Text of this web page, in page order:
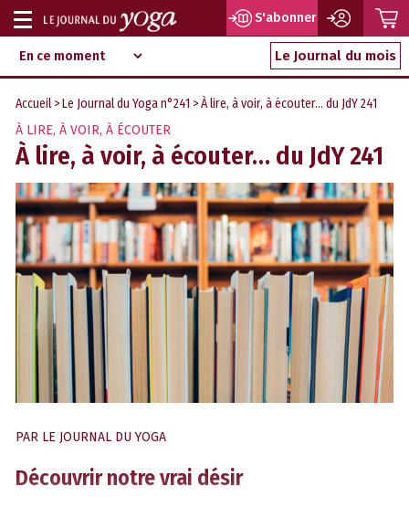
Aller
au
contenu
d‘information
indépendant
Afficher
ou
masquer
la
navigation
S'abonner
Le Journal du mois
Accueil >Le Journal du Yoga n°241 > À lire, à voir, à écouter… du JdY 241
À LIRE, À VOIR, À ÉCOUTER
À lire, à voir, à écouter… du JdY 241
PAR LE JOURNAL DU YOGA
Découvrir notre vrai désir